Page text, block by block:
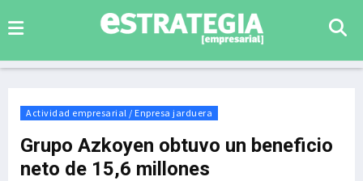
Actividad empresarial / Enpresa jarduera
Grupo Azkoyen obtuvo un beneficio
neto de 15,6 millones